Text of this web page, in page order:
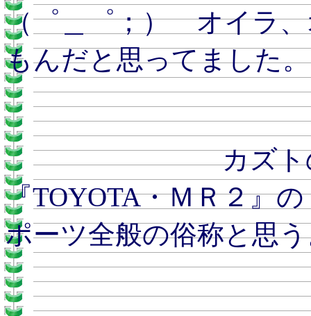
（゜＿゜；） オイラ、
もんだと思ってました
カズトのお
『TOYOTA・ＭＲ２』
ポーツ全般の俗称と思